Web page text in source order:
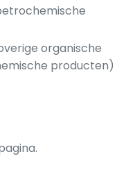
organische
producten)